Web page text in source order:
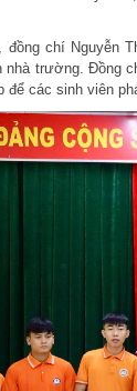
đồng chí Nguyễn
nhà trường. Đồng
các sinh viên